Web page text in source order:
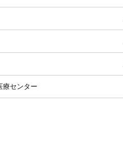
療センター